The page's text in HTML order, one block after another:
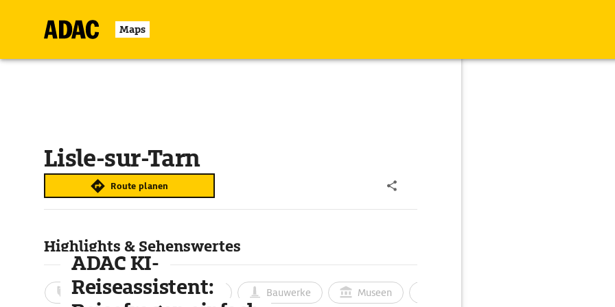
Maps
Lisle-sur-Tarn
Route planen
Highlights & Sehenswertes
Aktivitäten Landschaft Bauwerke Museen
ADAC KI-
Reiseassistent: